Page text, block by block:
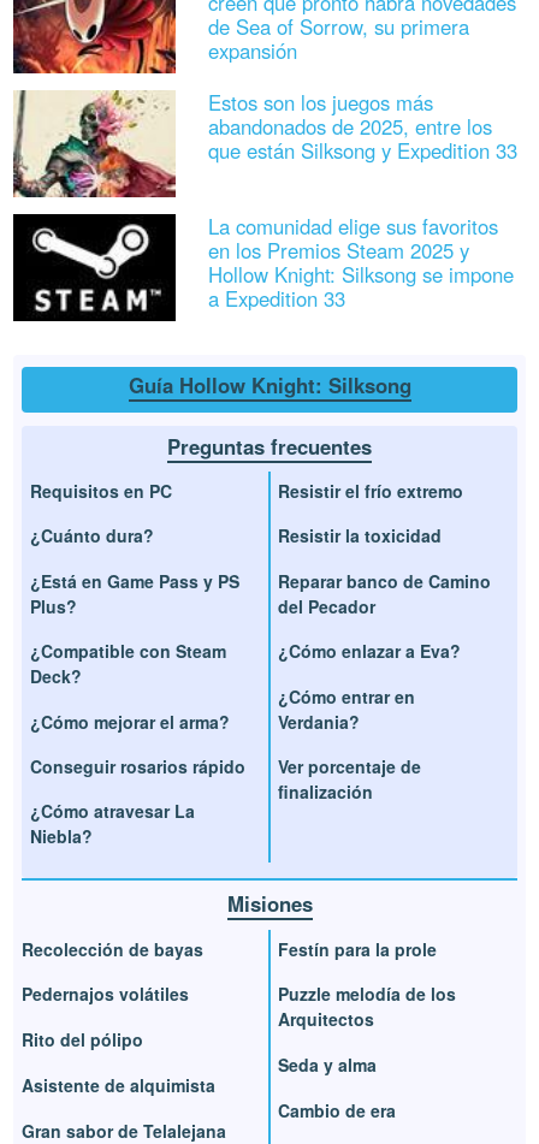
de Sea of Sorrow, su primera
expansión
Estos son los juegos más
abandonados de 2025, entre los
que están Silksong y Expedition 33
La comunidad elige sus favoritos
en los Premios Steam 2025 y
Hollow Knight: Silksong se impone
a Expedition 33
Guía Hollow Knight: Silksong
Preguntas frecuentes
Requisitos en PC
¿Cuánto dura?
¿Está en Game Pass y PS
Plus?
¿Compatible con Steam
Deck?
¿Cómo mejorar el arma?
Conseguir rosarios rápido
¿Cómo atravesar La
Niebla?
Resistir el frío extremo
Resistir la toxicidad
Reparar banco de Camino
del Pecador
¿Cómo enlazar a Eva?
¿Cómo entrar en
Verdania?
Ver porcentaje de
finalización
Misiones
Recolección de bayas
Pedernajos volátiles
Rito del pólipo
Asistente de alquimista
Gran sabor de Telalejana
Festín para la prole
Puzzle melodía de los
Arquitectos
Seda y alma
Cambio de era